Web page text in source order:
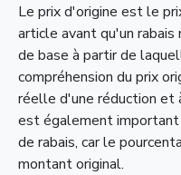
Le prix d'origine est le
article avant qu'un
de base à partir de
compréhension du prix
réelle d'une réduction et
est également important
de rabais, car le
montant original.